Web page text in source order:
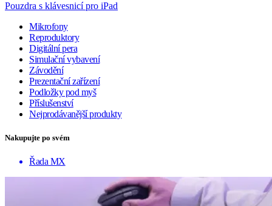
Pouzdra s klávesnicí pro iPad
Mikrofony
Reproduktory
Digitální pera
Simulační vybavení
Závodění
Prezentační zařízení
Podložky pod myš
Příslušenství
Nejprodávanější produkty
Nakupujte po svém
Řada MX